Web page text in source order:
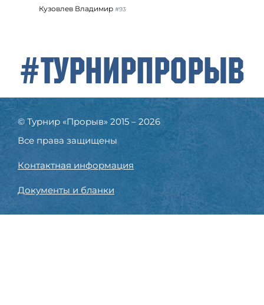
Кузовлев Владимир #93
#ТурнирПрорыв
© Турнир «Прорыв» 2015 – 2026
Все права защищены
Контактная информация
Документы и бланки